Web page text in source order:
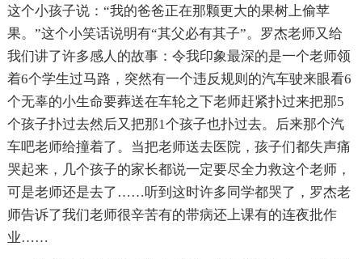
这个小孩子说：“我的爸爸正在那颗更大的果树上偷苹
果。”这个小笑话说明有“其父必有其子”。罗杰老师又给
我们讲了许多感人的故事：令我印象最深的是一个老师领
着6个学生过马路，突然有一个违反规则的汽车驶来眼看6
个无辜的小生命要葬送在车轮之下老师赶紧扑过来把那5
个孩子扑过去然后又把那1个孩子也扑过去。后来那个汽
车吧老师给撞着了。当把老师送去医院，孩子们都失声痛
哭起来，几个孩子的家长都说一定要尽全力救这个老师，
可是老师还是去了……听到这时许多同学都哭了，罗杰老
师告诉了我们老师很辛苦有的带病还上课有的连夜批作
业……